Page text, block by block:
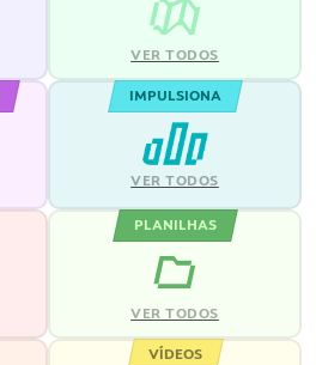
VER TODOS
IMPULSIONA
VER TODOS
PLANILHAS
VER TODOS
VÍDEOS